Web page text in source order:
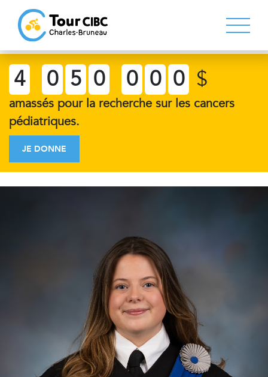
4 0 5 0 0 0 0 $
amassés pour la recherche sur les cancers
pédiatriques.
JE DONNE